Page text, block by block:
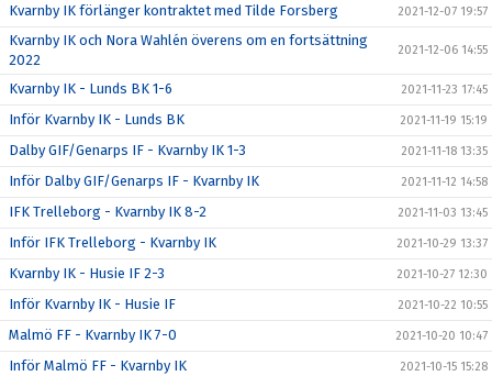
Kvarnby IK förlänger kontraktet med Tilde Forsberg 2021-12-07 19:57
Kvarnby IK och Nora Wahlén överens om en fortsättning
2022
2021-12-06 14:55
Kvarnby IK - Lunds BK 1-6 2021-11-23 17:45
Inför Kvarnby IK - Lunds BK 2021-11-19 15:19
Dalby GIF/Genarps IF - Kvarnby IK 1-3 2021-11-18 13:35
Inför Dalby GIF/Genarps IF - Kvarnby IK 2021-11-12 14:58
IFK Trelleborg - Kvarnby IK 8-2 2021-11-03 13:45
Inför IFK Trelleborg - Kvarnby IK 2021-10-29 13:37
Kvarnby IK - Husie IF 2-3 2021-10-27 12:30
Inför Kvarnby IK - Husie IF 2021-10-22 10:55
Malmö FF - Kvarnby IK 7-0 2021-10-20 10:47
Inför Malmö FF - Kvarnby IK 2021-10-15 15:28